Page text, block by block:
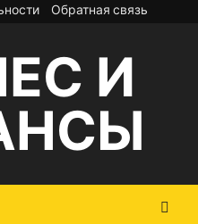
Обратная связь
И